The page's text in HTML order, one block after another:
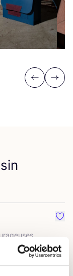
Previous
Next